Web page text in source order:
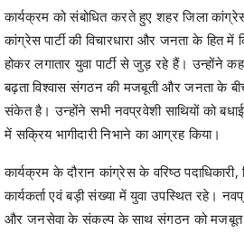
कार्यक्रम को संबोधित करते हुए शहर जिला
कांग्रेस पार्टी की विचारधारा और जनता के हित में
होकर लगातार युवा पार्टी से जुड़ रहे हैं। उन्होंने
बढ़ता विश्वास संगठन की मजबूती और जनता के बीच
संकेत है। उन्होंने सभी नवप्रवेशी साथियों को
में सक्रिय भागीदारी निभाने का आग्रह किया।
कार्यक्रम के दौरान कांग्रेस के वरिष्ठ
कार्यकर्ता एवं बड़ी संख्या में युवा उपस्थित रहे।
और जनसेवा के संकल्प के साथ संगठन को मजबूत